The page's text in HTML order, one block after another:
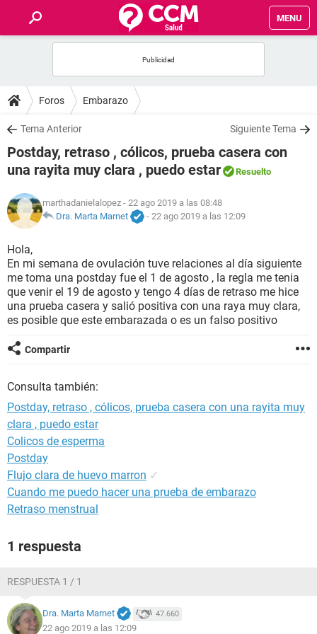
MENU
FOROS
SALUD
NUTRICIÓN
SEXUALIDAD
GLOSARIO
Foros Embarazo
Tema Anterior Siguiente Tema
Postday, retraso , cólicos, prueba casera con
una rayita muy clara , puedo estar
Resuelto
marthadanielalopez - 22 ago 2019 a las 08:48
Dra. Marta Marnet
- 22 ago 2019 a las 12:09
Hola,
En mi semana de ovulación tuve relaciones al día siguiente
me toma una postday fue el 1 de agosto , la regla me tenia
que venir el 19 de agosto y tengo 4 días de retraso me hice
una prueba casera y salió positiva con una raya muy clara,
es posible que este embarazada o es un falso positivo
Compartir
Consulta también:
Postday, retraso , cólicos, prueba casera con una rayita muy
clara , puedo estar
Colicos de esperma
Postday
Flujo clara de huevo marron ✓
Cuando me puedo hacer una prueba de embarazo
Retraso menstrual
1 respuesta
RESPUESTA 1 / 1
Dra. Marta Marnet 47.660
22 ago 2019 a las 12:09